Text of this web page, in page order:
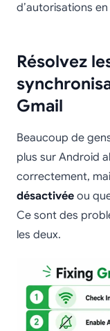
d’autorisations
Résolvez
Gmail
Beaucoup de
plus sur Android
correctement,
désactivée ou
Ce sont des
les deux.